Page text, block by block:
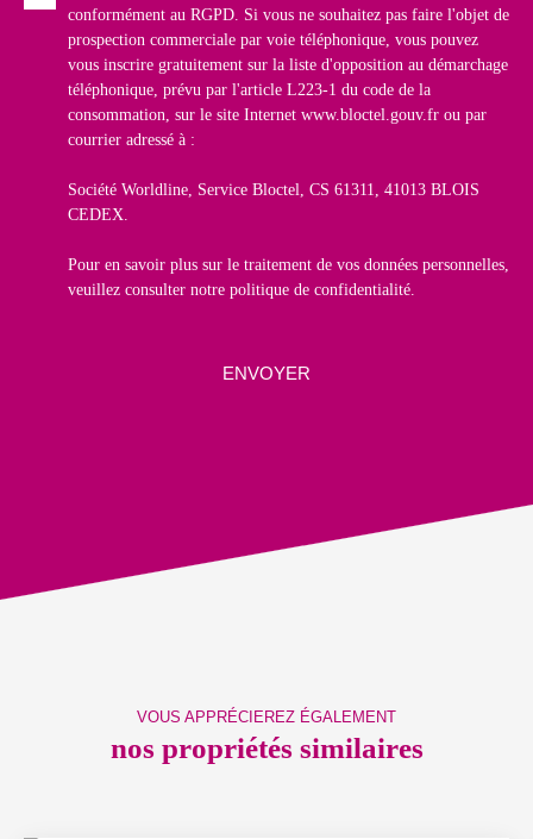
conformément au RGPD. Si vous ne souhaitez pas faire l'objet de
prospection commerciale par voie téléphonique, vous pouvez
vous inscrire gratuitement sur la liste d'opposition au démarchage
téléphonique, prévu par l'article L223-1 du code de la
consommation, sur le site Internet www.bloctel.gouv.fr ou par
courrier adressé à :
Société Worldline, Service Bloctel, CS 61311, 41013 BLOIS
CEDEX.
Pour en savoir plus sur le traitement de vos données personnelles,
veuillez consulter notre politique de confidentialité
ENVOYER
VOUS APPRÉCIEREZ ÉGALEMENT
nos propriétés similaires